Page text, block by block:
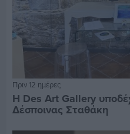
Πριν 12 ημέρες
Η Des Art Gallery
Δέσποινας Σταθάκη